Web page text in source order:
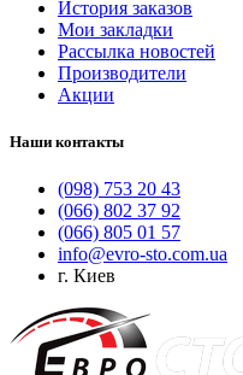
История заказов
Мои закладки
Рассылка новостей
Производители
Акции
Наши контакты
(098) 753 20 43
(066) 802 37 92
(066) 805 01 57
info@evro-sto.com.ua
г. Киев